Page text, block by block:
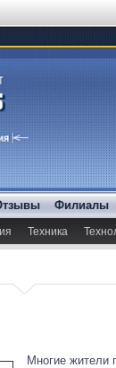
Филиалы
Техника
Многие жители